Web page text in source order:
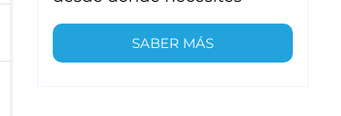
SABER MÁS